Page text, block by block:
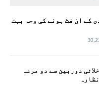
کے ان فٹ ہونے کی وجہ بہت
دوربین سے دو مردہ